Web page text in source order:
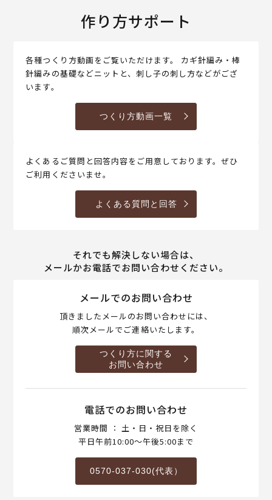
作り方サポート
各種つくり方動画をご覧いただけます。 カギ針編み・棒
針編みの基礎などニットと、刺し子の刺し方などがござ
います。
つくり方動画一覧
よくあるご質問と回答内容をご用意しております。ぜひ
ご利用くださいませ。
よくある質問と回答
それでも解決しない場合は、
メールかお電話でお問い合わせください。
メールでのお問い合わせ
頂きましたメールのお問い合わせには、
順次メールでご連絡いたします。
つくり方に関する
お問い合わせ
電話でのお問い合わせ
営業時間 ： 土・日・祝日を除く
平日午前10:00～午後5:00まで
0570-037-030(代表）